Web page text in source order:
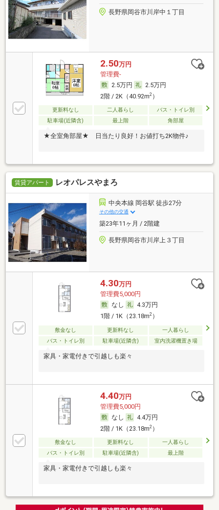
長野県岡谷市川岸中１丁目
2.50万円
管理費-
2.5万円
2.5万円
2階 / 2K（40.92m2）
更新料なし 二人暮らし
バス・トイレ別
駐車場(近隣含)
最上階 角部屋
★全室角部屋★ 日当たり良好！お値打ち2K物件♪
賃貸アパート レオパレスやまろ
中央本線 岡谷駅 徒歩27分
その他の交通
築23年11ヶ月 / 2階建
長野県岡谷市川岸上３丁目
4.30万円
管理費5,000円
なし
4.3万円
1階 / 1K（23.18m2）
敷金なし 更新料なし
一人暮らし
バス・トイレ別
駐車場(近隣含) 室内洗濯機置き場
家具・家電付きで引越しも楽々
4.40万円
管理費5,000円
なし
4.4万円
2階 / 1K（23.18m2）
敷金なし 更新料なし
一人暮らし
バス・トイレ別
駐車場(近隣含) 最上階
家具・家電付きで引越しも楽々